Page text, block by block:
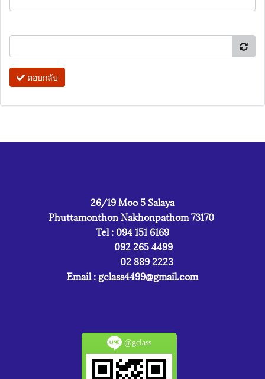
ตอบกลับ
26/19 Moo 5 Salaya
Phuttamonthon Nakhonpathom 73170
Tel : 094 151 6169
092 265 4499
02 889 2223
Email : gclass4499@gmail.com
@gclass